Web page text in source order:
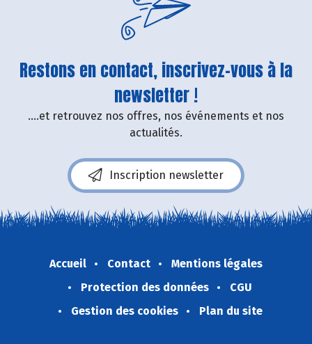
Restons en contact, inscrivez-vous à la
newsletter !
....et retrouvez nos offres, nos événements et nos
actualités.
Inscription newsletter
Accueil Contact
Mentions légales
Protection des données
CGU
Gestion des cookies
Plan du site